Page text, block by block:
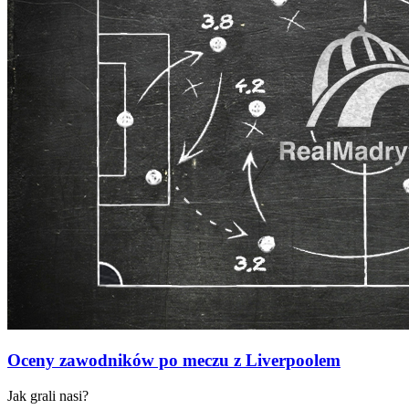
Oceny zawodników po meczu z Liverpoolem
Jak grali nasi?